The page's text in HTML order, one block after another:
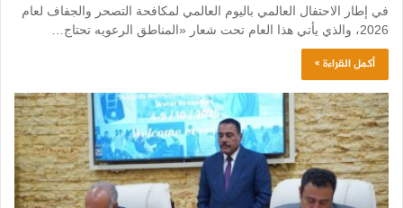
في إطار الاحتفال العالمي باليوم العالمي لمكافحة التصحر والجفاف لعام
2026، والذي يأتي هذا العام تحت شعار «المناطق الرعويه تحتاج…
أكمل القراءة »